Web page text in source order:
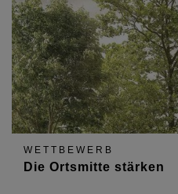
WETTBEWERB
Die Ortsmitte stärken